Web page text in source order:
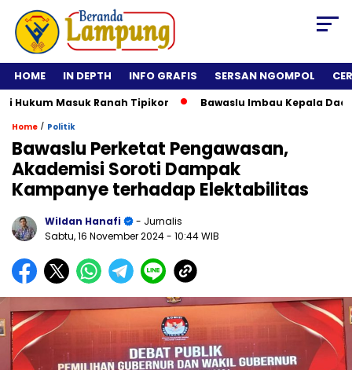
HOME IN DEPTH INFO GRAFIS SERSAN NGOMPOL
Masuk Ranah Tipikor Bawaslu Imbau Kepala Daerah
Home / Politik
Bawaslu Perketat Pengawasan,
Akademisi Soroti Dampak
Kampanye terhadap Elektabilitas
Wildan Hanafi
- Jurnalis
Sabtu, 16 November 2024- 10:44 WIB